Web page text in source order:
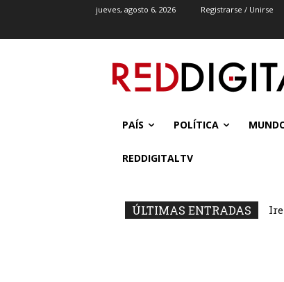
jueves, agosto 6, 2026 Registrarse / Unirse
PAÍS POLÍTICA
REDDIGITALTV
ÚLTIMAS ENTRADAS